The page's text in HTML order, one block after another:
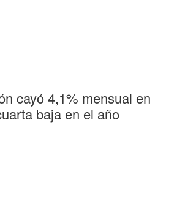
cayó 4,1% mensual en
baja en el año